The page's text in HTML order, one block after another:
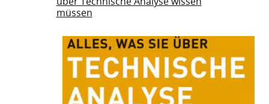
müssen